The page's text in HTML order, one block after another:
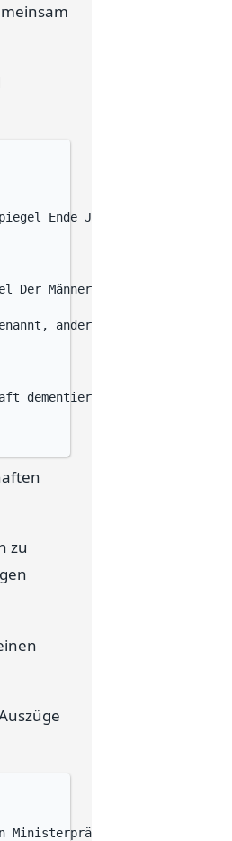
Spiegel Ende Juni 2003 eine
Männerbund,[1] der vom
andere wurden im
(z.B. Ole von
zu
Ministerpräsidenten Max